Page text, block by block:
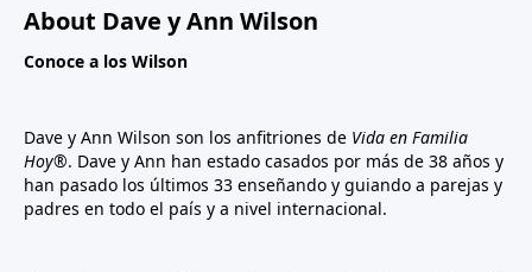
About Dave y Ann Wilson
Conoce a los Wilson
Dave y Ann Wilson son los anfitriones de Vida en Familia
Hoy®. Dave y Ann han estado casados por más de 38 años y
han pasado los últimos 33 enseñando y guiando a parejas y
padres en todo el país y a nivel internacional.